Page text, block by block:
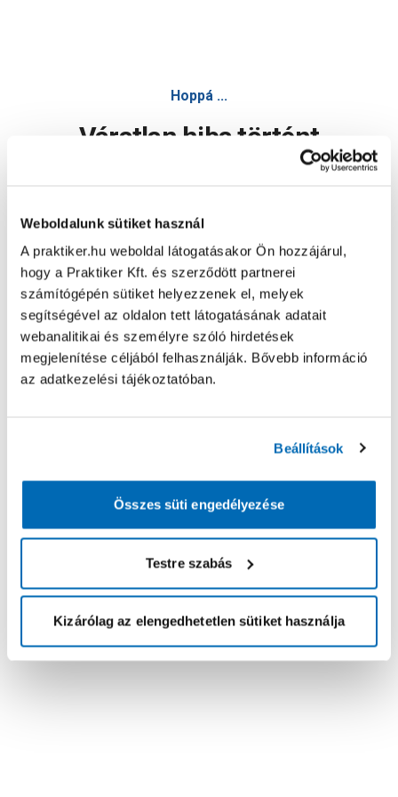
Weboldalunk sütiket használ
A praktiker.hu weboldal látogatásakor Ön hozzájárul,
hogy a Praktiker Kft. és szerződött partnerei
számítógépén sütiket helyezzenek el, melyek
segítségével az oldalon tett látogatásának adatait
webanalitikai és személyre szóló hirdetések
megjelenítése céljából felhasználják. Bővebb információ
az adatkezelési tájékoztatóban.
Beállítások
Összes süti engedélyezése
Testre szabás
Kizárólag az elengedhetetlen sütiket használja
Hoppá ...
Váratlan hiba történt
Oldal újratöltése